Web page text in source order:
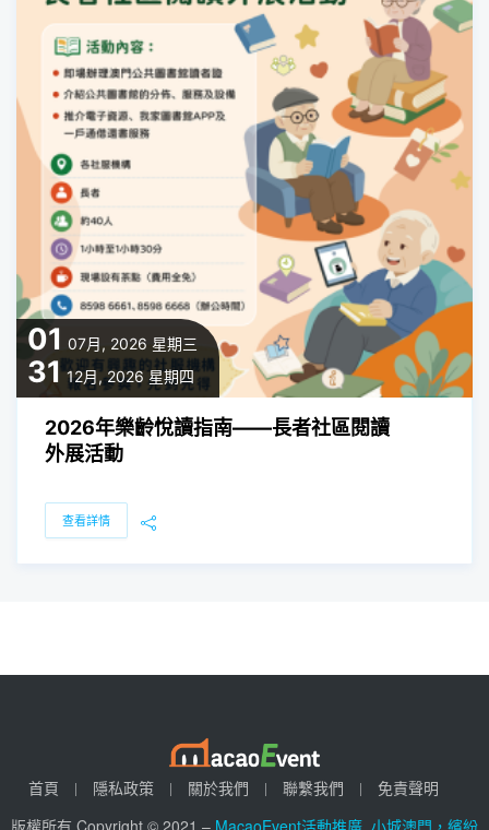
01 07月, 2026 星期三
31 12月, 2026 星期四
2026年樂齡悅讀指南——長者社區閱讀
外展活動
查看詳情
首頁 隱私政策 關於我們 聯繫我們
免責聲明